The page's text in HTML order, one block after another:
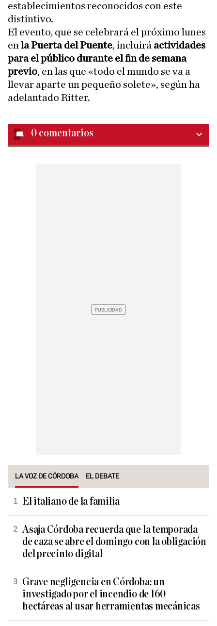
establecimientos reconocidos con este
distintivo.
El evento, que se celebrará el próximo lunes
en la Puerta del Puente, incluirá actividades
para el público durante el fin de semana
previo, en las que «todo el mundo se va a
llevar aparte un pequeño solete», según ha
adelantado Ritter.
0 comentarios
LA VOZ DE CÓRDOBA EL DEBATE
El italiano de la familia
Asaja Córdoba recuerda que la temporada
de caza se abre el domingo con la obligación
del precinto digital
Grave negligencia en Córdoba: un
investigado por el incendio de 160
hectáreas al usar herramientas mecánicas